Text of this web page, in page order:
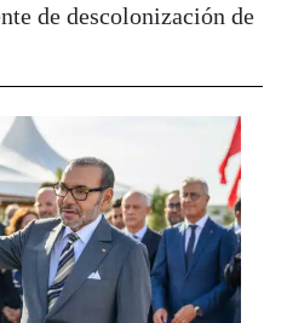
de descolonización de